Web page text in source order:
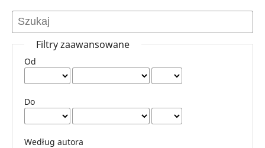
Filtry zaawansowane
Od
Do
Według autora